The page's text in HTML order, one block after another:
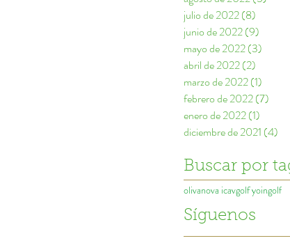
julio de 2022(8)
junio de 2022(9)
mayo de 2022(3)
abril de 2022(2)
marzo de 2022(1)
febrero de 2022(7)
enero de 2022(1)
diciembre de 2021 (4)
Buscar por
olivanova icavgolf yoingolf
Síguenos